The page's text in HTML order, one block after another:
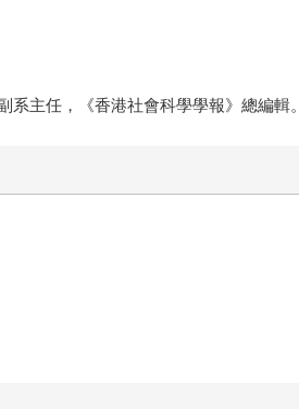
主任，《香港社會科學學報》總編輯。